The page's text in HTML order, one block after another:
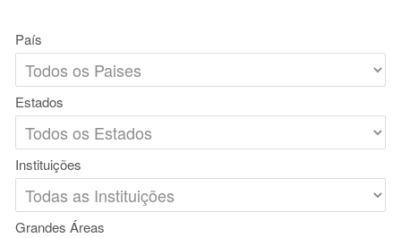
País
Estados
Instituições
Grandes Áreas